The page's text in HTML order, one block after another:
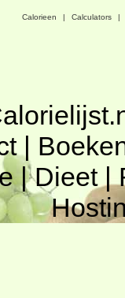
Calorieen | Calculators |
|
|Dieet|